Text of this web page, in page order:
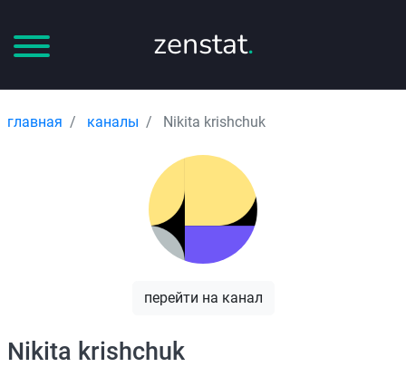
zenstat.
главная каналы Nikita krishchuk
перейти на канал
Nikita krishchuk